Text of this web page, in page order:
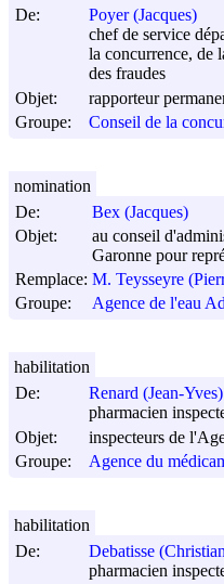
De:
Poyer (Jacques)
chef de service
la concurrence, de
des fraudes
Objet:
rapporteur
Groupe:
Conseil de la
De:
Bex (Jacques)
Objet:
au conseil
Garonne pour
Remplace: M. Teysseyre
Groupe:
Agence de l'eau
nomination
De:
Renard (Jean-Yves)
pharmacien
Objet:
inspecteurs de
Groupe:
Agence du
habilitation
De:
Debatisse
pharmacien
habilitation